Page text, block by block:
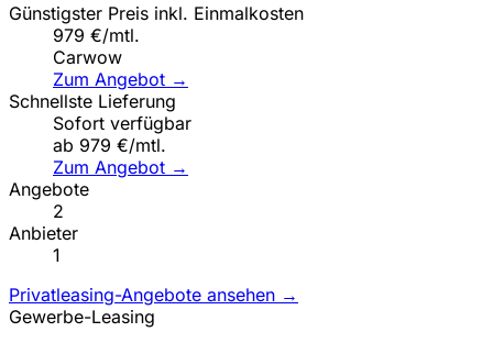
Günstigster Preis inkl. Einmalkosten
979 €/mtl.
Carwow
Zum Angebot →
Schnellste Lieferung
Sofort verfügbar
ab 979 €/mtl.
Zum Angebot →
Angebote
2
Anbieter
1
Privatleasing-Angebote ansehen →
Gewerbe-Leasing